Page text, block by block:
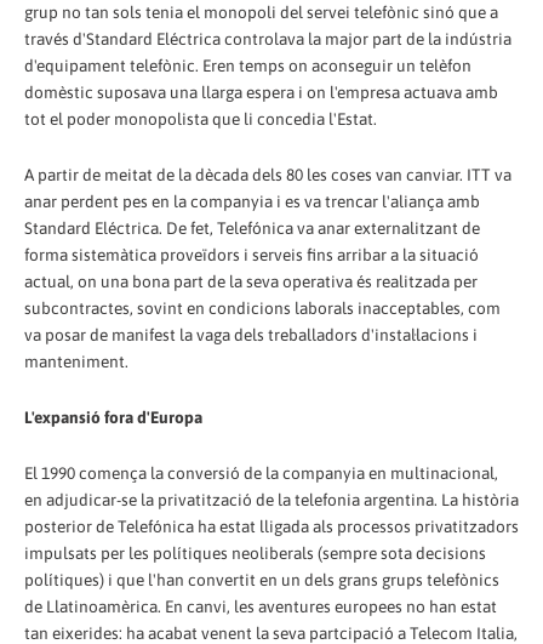
grup no tan sols tenia el monopoli del servei telefònic sinó que a
través d'Standard Eléctrica controlava la major part de la indústria
d'equipament telefònic. Eren temps on aconseguir un telèfon
domèstic suposava una llarga espera i on l'empresa actuava amb
tot el poder monopolista que li concedia l'Estat.
A partir de meitat de la dècada dels 80 les coses van canviar. ITT va
anar perdent pes en la companyia i es va trencar l'aliança amb
Standard Eléctrica. De fet, Telefónica va anar externalitzant de
forma sistemàtica proveïdors i serveis fins arribar a la situació
actual, on una bona part de la seva operativa és realitzada per
subcontractes, sovint en condicions laborals inacceptables, com
va posar de manifest la vaga dels treballadors d'instal·lacions i
manteniment.
L'expansió fora d'Europa
El 1990 comença la conversió de la companyia en multinacional,
en adjudicar-se la privatització de la telefonia argentina. La història
posterior de Telefónica ha estat lligada als processos privatitzadors
impulsats per les polítiques neoliberals (sempre sota decisions
polítiques) i que l'han convertit en un dels grans grups telefònics
de Llatinoamèrica. En canvi, les aventures europees no han estat
tan eixerides: ha acabat venent la seva partcipació a Telecom Italia,